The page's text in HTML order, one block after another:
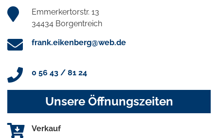
Emmerkertorstr. 13
34434 Borgentreich
frank.eikenberg@web.de
0 56 43 / 81 24
Unsere Öffnungszeiten
Verkauf